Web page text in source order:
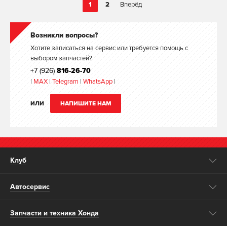
1 2 Вперёд
Возникли вопросы?
Хотите записаться на сервис или требуется помощь с
выбором запчастей?
+7 (926) 816-26-70
| MAX | Telegram | WhatsApp |
ИЛИ НАПИШИТЕ НАМ
Клуб
Автосервис
Запчасти и техника Хонда